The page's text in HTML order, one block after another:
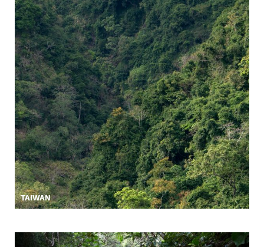
TAIWAN